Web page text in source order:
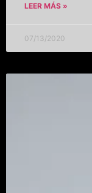
LEER MÁS »
07/13/2020